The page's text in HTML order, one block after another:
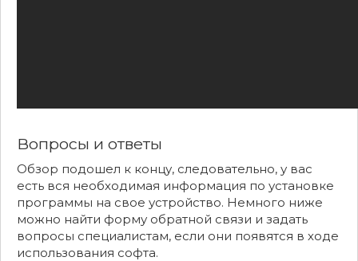
Вопросы и ответы
Обзор подошел к концу, следовательно, у вас
есть вся необходимая информация по установке
программы на свое устройство. Немного ниже
можно найти форму обратной связи и задать
вопросы специалистам, если они появятся в ходе
использования софта.